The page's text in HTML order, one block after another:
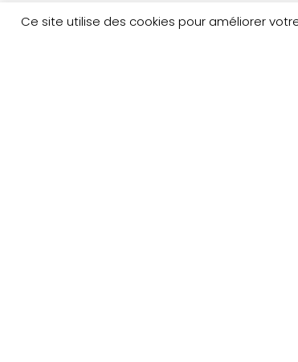
Copyright © 2023 Au nom du Père boutique
Ce site utilise des cookies pour améliorer